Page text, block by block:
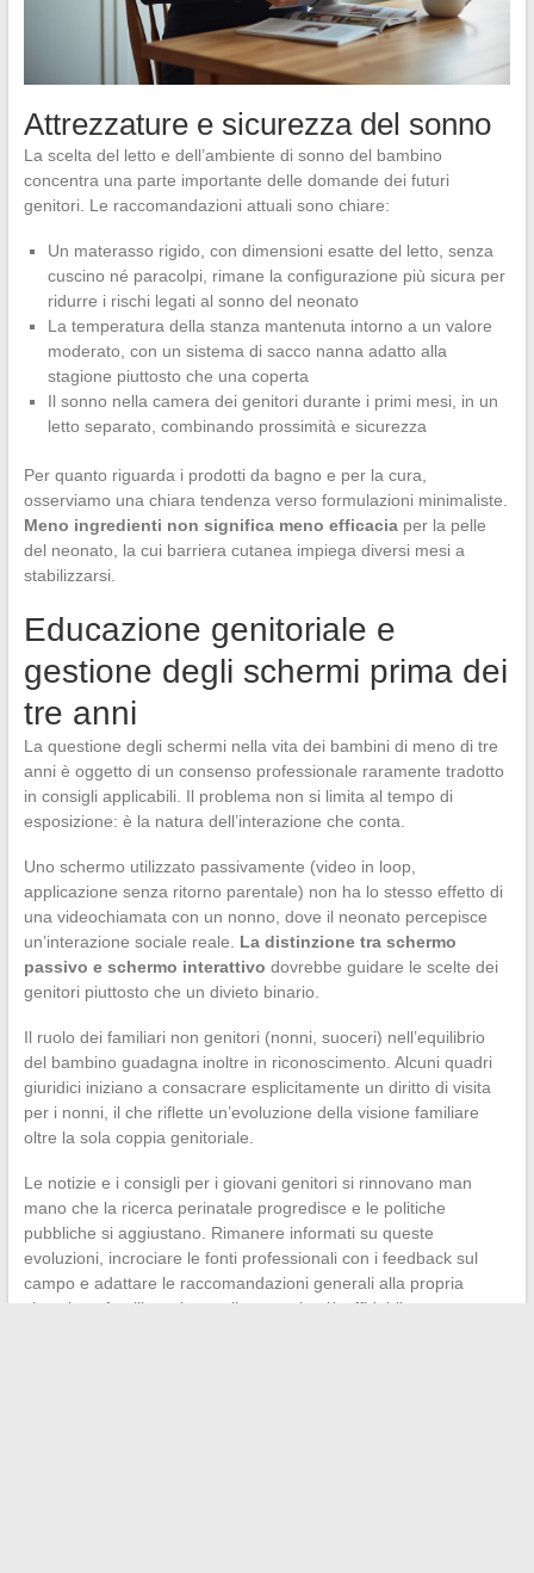
Attrezzature e sicurezza del sonno
La scelta del letto e dell’ambiente di sonno del bambino
concentra una parte importante delle domande dei futuri
genitori. Le raccomandazioni attuali sono chiare:
Un materasso rigido, con dimensioni esatte del letto, senza
cuscino né paracolpi, rimane la configurazione più sicura per
ridurre i rischi legati al sonno del neonato
La temperatura della stanza mantenuta intorno a un valore
moderato, con un sistema di sacco nanna adatto alla
stagione piuttosto che una coperta
Il sonno nella camera dei genitori durante i primi mesi, in un
letto separato, combinando prossimità e sicurezza
Per quanto riguarda i prodotti da bagno e per la cura,
osserviamo una chiara tendenza verso formulazioni minimaliste.
Meno ingredienti non significa meno efficaciaper la pelle
del neonato, la cui barriera cutanea impiega diversi mesi a
stabilizzarsi.
Educazione genitoriale e
gestione degli schermi prima dei
tre anni
La questione degli schermi nella vita dei bambini di meno di tre
anni è oggetto di un consenso professionale raramente tradotto
in consigli applicabili. Il problema non si limita al tempo di
esposizione: è la natura dell’interazione che conta.
Uno schermo utilizzato passivamente (video in loop,
applicazione senza ritorno parentale) non ha lo stesso effetto di
una videochiamata con un nonno, dove il neonato percepisce
un’interazione sociale reale. La distinzione tra schermo
passivo e schermo interattivo dovrebbe guidare le scelte dei
genitori piuttosto che un divieto binario.
Il ruolo dei familiari non genitori (nonni, suoceri) nell’equilibrio
del bambino guadagna inoltre in riconoscimento. Alcuni quadri
giuridici iniziano a consacrare esplicitamente un diritto di visita
per i nonni, il che riflette un’evoluzione della visione familiare
oltre la sola coppia genitoriale.
Le notizie e i consigli per i giovani genitori si rinnovano man
mano che la ricerca perinatale progredisce e le politiche
pubbliche si aggiustano. Rimanere informati su queste
evoluzioni, incrociare le fonti professionali con i feedback sul
campo e adattare le raccomandazioni generali alla propria
situazione familiare rimane l’approccio più affidabile per